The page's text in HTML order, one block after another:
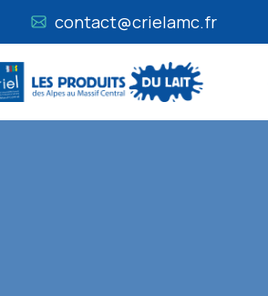
contact@crielamc.fr